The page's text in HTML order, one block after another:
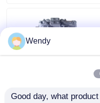
ニュース
ブログ
Wendy
Good day, what